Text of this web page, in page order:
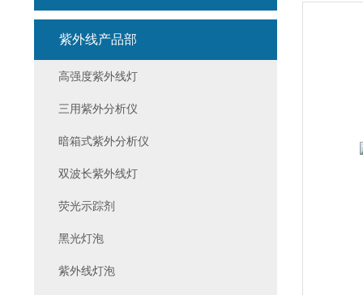
紫外线产品部
高强度紫外线灯
三用紫外分析仪
暗箱式紫外分析仪
双波长紫外线灯
荧光示踪剂
黑光灯泡
紫外线灯泡